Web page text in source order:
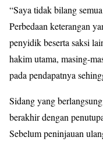
“Saya tidak bilang
Perbedaan keterangan
penyidik beserta saksi
hakim utama, masing-
pada pendapatnya
Sidang yang
berakhir dengan
Sebelum peninjauan